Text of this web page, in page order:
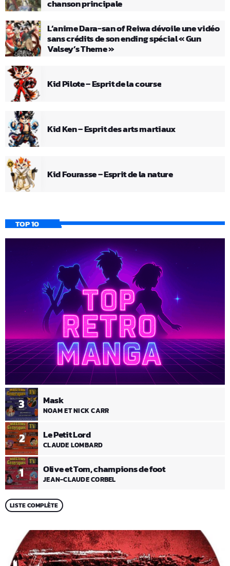
chanson principale
L’anime Dara-san of Reiwa dévoile une vidéo
sans crédits de son ending spécial « Gun
Valsey’s Theme »
Kid Pilote – Esprit de la course
Kid Ken – Esprit des arts martiaux
Kid Fourasse – Esprit de la nature
TOP 10
1 Olive et Tom, champions de foot
JEAN-CLAUDE CORBEL
2 Le Petit Lord
CLAUDE LOMBARD
3 Mask
NOAM ET NICK CARR
LISTE COMPLÈTE